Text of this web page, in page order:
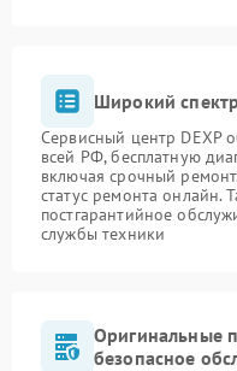
Широкий
Сервисный центр DEXP
всей РФ, бесплатную
включая срочный
статус ремонта онлайн.
постгарантийное
службы техники
Оригинальные
безопасное